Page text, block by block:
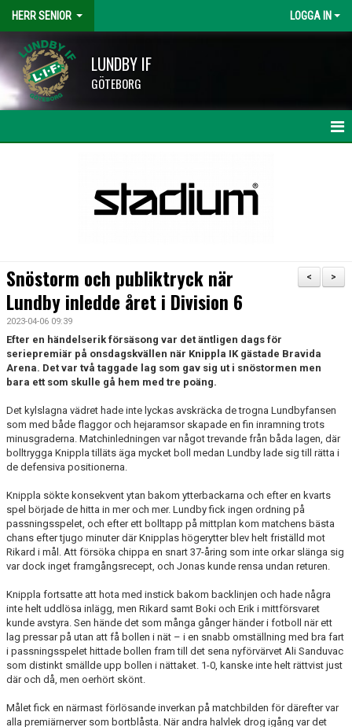
HERR SENIOR LOGGA IN
LUNDBY IF
GÖTEBORG
TRUPPEN
BILDGALLERI
DOKUMENT
>
<
Snöstorm och publiktryck när
Lundby inledde året i Division 6
2023-04-06 09:39
Efter en händelserik försäsong var det äntligen dags för
seriepremiär på onsdagskvällen när Knippla IK gästade Bravida
Arena. Det var två taggade lag som gav sig ut i snöstormen men
bara ett som skulle gå hem med tre poäng.
Det kylslagna vädret hade inte lyckas avskräcka de trogna Lundbyfansen
som med både flaggor och hejaramsor skapade en fin inramning trots
minusgraderna. Matchinledningen var något trevande från båda lagen, där
bolltrygga Knippla tilläts äga mycket boll medan Lundby lade sig till rätta i
de defensiva positionerna.
Knippla sökte konsekvent ytan bakom ytterbackarna och efter en kvarts
spel började de hitta in mer och mer. Lundby fick ingen ordning på
passningsspelet, och efter ett bolltapp på mittplan kom matchens bästa
chans efter tjugo minuter där Knipplas högerytter blev helt friställd mot
Rikard i mål. Att försöka chippa en snart 37-åring som inte orkar slänga sig
var dock inget framgångsrecept, och Jonas kunde rensa undan returen.
Knippla fortsatte att hota med instick bakom backlinjen och hade några
inte helt uddlösa inlägg, men Rikard samt Boki och Erik i mittförsvaret
kunde avstyra. Sen hände det som många gånger händer i fotboll när ett
lag pressar på utan att få bollen i nät – i en snabb omställning med bra fart
i passningsspelet hittade bollen fram till det sena nyförvärvet Ali Sanduvac
som distinkt smällde upp bollen i nättaket. 1-0, kanske inte helt rättvist just
där och då, men oerhört skönt.
Målet fick en närmast förlösande inverkan på matchbilden för därefter var
alla premiärnerver som bortblåsta. När andra halvlek drog igång var det